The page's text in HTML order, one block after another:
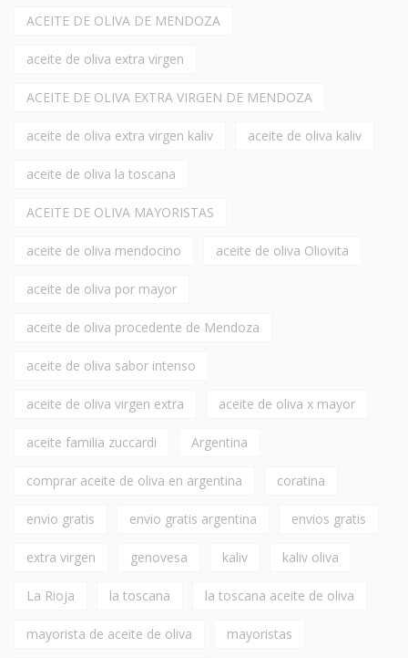
ACEITE DE OLIVA DE MENDOZA
aceite de oliva extra virgen
ACEITE DE OLIVA EXTRA VIRGEN DE MENDOZA
aceite de oliva extra virgen kaliv aceite de oliva kaliv
aceite de oliva la toscana
ACEITE DE OLIVA MAYORISTAS
aceite de oliva mendocino aceite de oliva Oliovita
aceite de oliva por mayor
aceite de oliva procedente de Mendoza
aceite de oliva sabor intenso
aceite de oliva virgen extra aceite de oliva x mayor
aceite familia zuccardi Argentina
comprar aceite de oliva en argentina coratina
envio gratis envio gratis argentina envios gratis
extra virgen genovesa kaliv kaliv oliva
La Rioja la toscana la toscana aceite de oliva
mayorista de aceite de oliva mayoristas